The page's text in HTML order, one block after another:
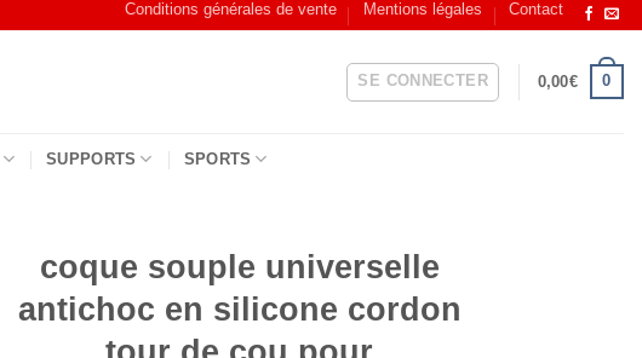
Conditions générales de vente Mentions légales Contact
SE CONNECTER 0,00€ 0
SUPPORTS SPORTS
coque souple universelle
antichoc en silicone cordon